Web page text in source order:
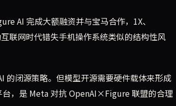
AI 完成大额融资并与宝马合作，1X、
联网时代错失手机操作系统类似的结构性风
的闭源策略。但模型开源需要硬件载体来形成
，是 Meta 对抗 OpenAI×Figure 联盟的合理